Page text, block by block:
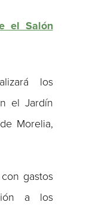
el Salón
los
el Jardín
Morelia,
gastos
a los